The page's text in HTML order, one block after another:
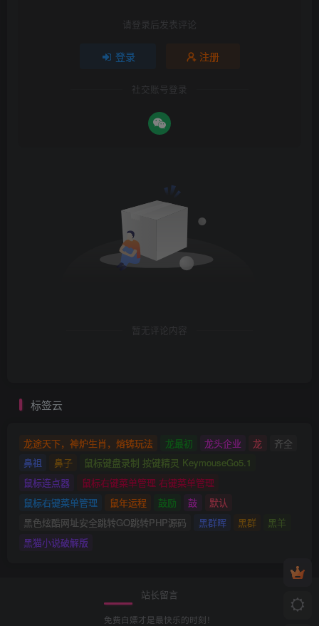
请登录后发表评论
登录 注册
社交账号登录
暂无评论内容
标签云
龙途天下，神炉生肖，熔铸玩法 龙最初 龙头企业 龙
齐全
鼻祖
鼻子
鼠标键盘录制 按键精灵 KeymouseGo5.1
鼠标连点器
鼠标右键菜单管理 右键菜单管理
鼠标右键菜单管理
鼠年运程 鼓励 鼓
默认
黑色炫酷网址安全跳转GO跳转PHP源码
黑群晖 黑群
黑羊
黑猫小说破解版
站长留言
免费白嫖才是最快乐的时刻！